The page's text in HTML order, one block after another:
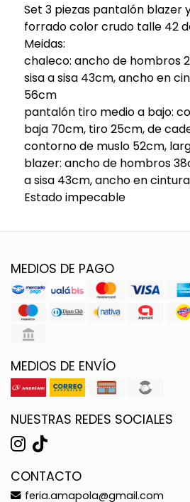
Set 3 piezas pantalón blazer
forrado color crudo talle 42
Meidas:
chaleco: ancho de hombros
sisa a sisa 43cm, ancho en
56cm
pantalón tiro medio a bajo:
baja 70cm, tiro 25cm, de
contorno de muslo 52cm,
blazer: ancho de hombros
a sisa 43cm, ancho en
Estado impecable
MEDIOS DE PAGO
MEDIOS DE ENVÍO
NUESTRAS REDES SOCIALES
CONTACTO
feria.amapola@gmail.com